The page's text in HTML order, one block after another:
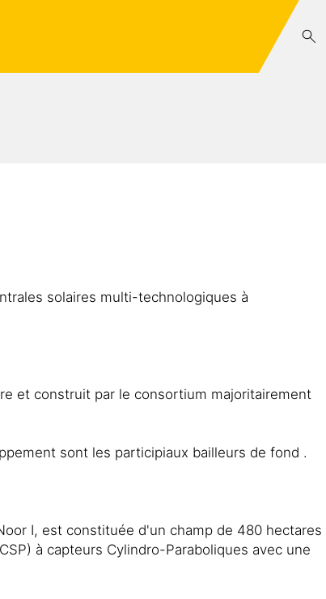
solaires multi-technologiques à
et construit par le consortium majoritairement
sont les participiaux bailleurs de fond .
I, est constituée d'un champ de 480 hectares
à capteurs Cylindro-Paraboliques avec une